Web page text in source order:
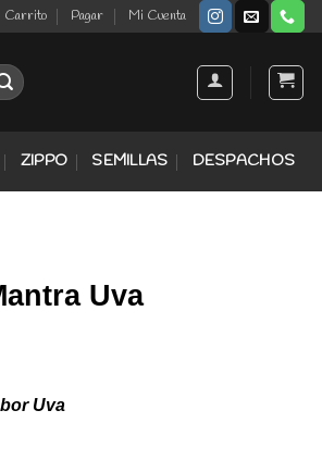
Carrito Pagar Mi Cuenta
ZIPPO SEMILLAS DESPACHOS
Uva
Uva